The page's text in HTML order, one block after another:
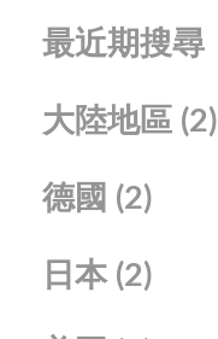
最近期搜尋
大陸地區 (2)
德國 (2)
日本 (2)